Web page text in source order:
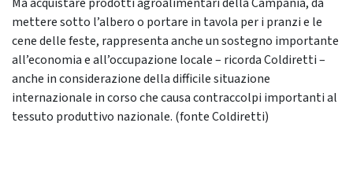
mettere sotto l’albero o portare in tavola per i pranzi e le
cene delle feste, rappresenta anche un sostegno importante
all’economia e all’occupazione locale – ricorda Coldiretti –
anche in considerazione della difficile situazione
internazionale in corso che causa contraccolpi importanti al
tessuto produttivo nazionale. (fonte Coldiretti)